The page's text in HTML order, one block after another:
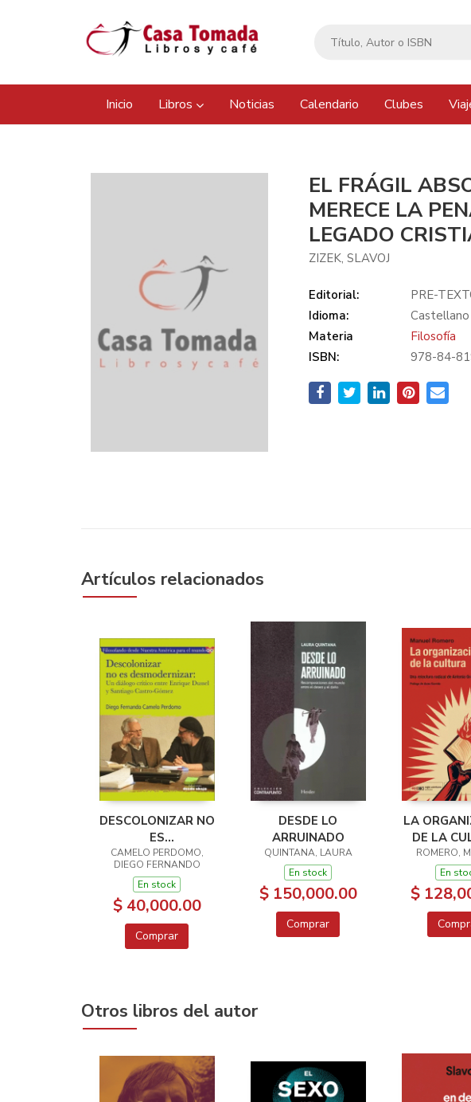
Inicio Libros Noticias Calendario Clubes
EL FRÁGIL
MERECE LA
LEGADO
ZIZEK, SLAVOJ
Editorial:
PRE-
Idioma:
Castellano
Materia
Filosofía
ISBN:
978-84-
Artículos relacionados
DESCOLONIZAR NO
ES
DESMODERNIZAR:
UN DIÁLOGO
CRÍTICO ENTRE
ENRIQUE DUSSEL Y
SANTIAGO
CASTRO-GÓMEZ
CAMELO PERDOMO,
DIEGO FERNANDO
En stock
$ 40,000.00
Comprar
DESDE LO
ARRUINADO
QUINTANA, LAURA
En stock
$ 150,000.00
Comprar
LA
DE LA
ROMERO,
En
$
Otros libros del autor